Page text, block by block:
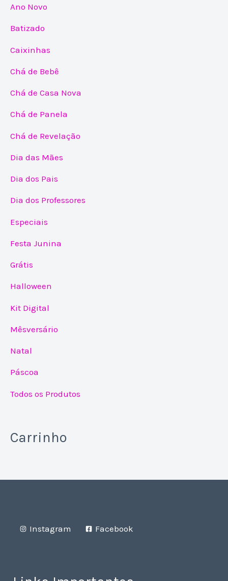
Ano Novo
Batizado
Caixinhas
Chá de Bebê
Chá de Casa Nova
Chá de Panela
Chá de Revelação
Dia das Mães
Dia dos Pais
Dia dos Professores
Especiais
Festa Junina
Grátis
Halloween
Kit Digital
Mêsversário
Natal
Páscoa
Todos os Produtos
Carrinho
Instagram Facebook